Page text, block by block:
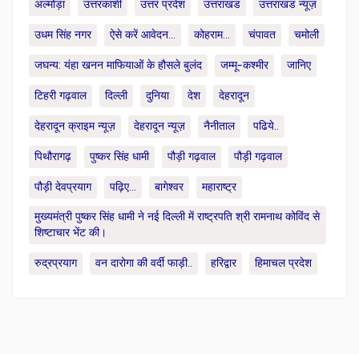
अल्मोड़ा उत्तरकाशी उत्तर प्रदेश उत्तराखंड उत्तराखंड न्यूज़
उधम सिंह नगर ऐसे करें आवेदन... कोहराम... चंपावत चमोली
जघन्य: यंहा खनन माफियाओं के हौसले बुलंद जम्मू-कश्मीर जानिए
टिहरी गढ़वाल दिल्ली दुनिया देश देहरादून
देहरादून क्राइम न्यूज़ देहरादून न्यूज़ नैनीताल पढिये..
पिथौरागढ़ पुष्कर सिंह धामी पौड़ी गढ़वाल पौड़ी गढ़वाल
पौड़ी देवप्रयाग पढ़िए... बागेश्वर महाराष्ट्र
मुख्यमंत्री पुष्कर सिंह धामी ने नई दिल्ली में राष्ट्रपति श्री रामनाथ कोविंद से
शिष्टाचार भेंट की।
रुद्रप्रयाग वन दारोगा की वर्दी फाड़ी.. हरिद्वार हिमाचल प्रदेश